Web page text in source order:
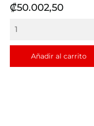
Precio
₡50.002,50
Añadir al carrito